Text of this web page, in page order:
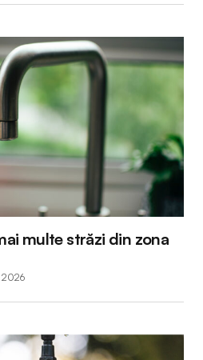
multe străzi din zona
2026